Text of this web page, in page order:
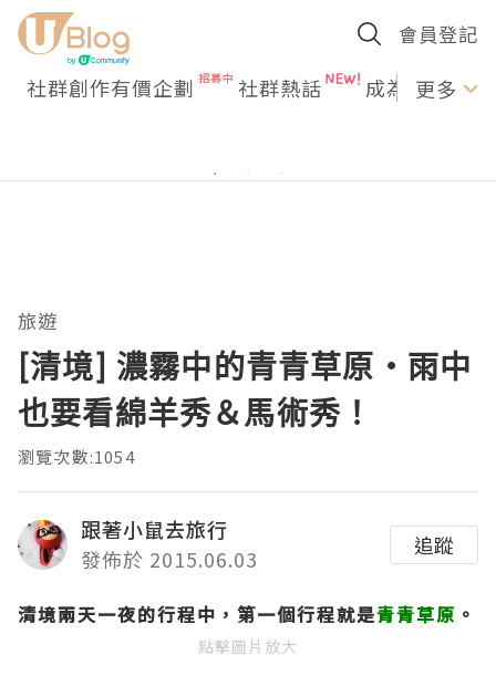
會員登記
社群創作有價企劃 社群熱話 成為U更多
旅遊
[清境] 濃霧中的青青草原・雨中
也要看綿羊秀＆馬術秀！
瀏覽次數:1054
跟著小鼠去旅行
發佈於 2015.06.03
追蹤
清境兩天一夜的行程中，第一個行程就是青青草原 。
點擊圖片放大